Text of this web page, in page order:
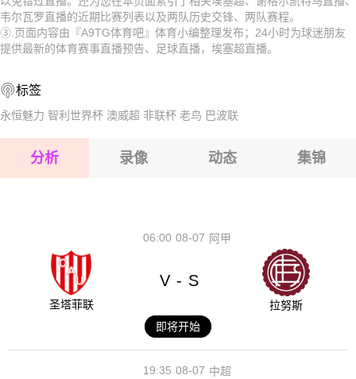
2026-08-15 【埃塞超】 谢格尔凯特马VS韦尔瓦罗
2026-08-15 【埃塞超】 谢格尔凯特马VS韦尔瓦罗
2026-08-15 【埃塞超】 谢格尔凯特马VS韦尔瓦罗
2026-08-15 【埃塞超】 谢格尔凯特马VS韦尔瓦罗
2026-08-15 【埃塞超】 谢格尔凯特马VS韦尔瓦罗
韦尔瓦罗直播的近期比赛列表以及两队历史交锋、两队赛程。
③.页面内容由『A9TG体育吧』体育小编整理发布；24小时为球迷朋友
提供最新的体育赛事直播预告、足球直播，埃塞超直播。
标签
永恒魅力 智利世界杯 澳威超 非联杯 老鸟 巴波联
分析 录像 动态 集锦
08-07
06:00 阿甲
圣塔菲联
V - S
拉努斯
即将开始
08-07
19:35 中超